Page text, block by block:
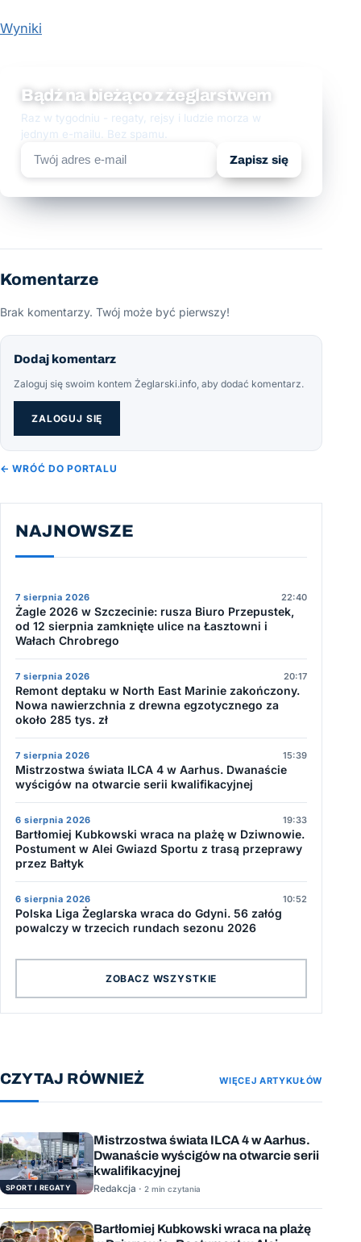
Wyniki
Bądź na bieżąco z żeglarstwem
Raz w tygodniu - regaty, rejsy i ludzie morza w
jednym e-mailu. Bez spamu.
Zapisz się
Komentarze
Brak komentarzy. Twój może być pierwszy!
Dodaj komentarz
Zaloguj się swoim kontem Żeglarski.info, aby dodać komentarz.
ZALOGUJ SIĘ
← WRÓĆ DO PORTALU
NAJNOWSZE
7 sierpnia 2026 22:40
Żagle 2026 w Szczecinie: rusza Biuro Przepustek,
od 12 sierpnia zamknięte ulice na Łasztowni i
Wałach Chrobrego
7 sierpnia 2026 20:17
Remont deptaku w North East Marinie zakończony.
Nowa nawierzchnia z drewna egzotycznego za
około 285 tys. zł
7 sierpnia 2026 15:39
Mistrzostwa świata ILCA 4 w Aarhus. Dwanaście
wyścigów na otwarcie serii kwalifikacyjnej
6 sierpnia 2026 19:33
Bartłomiej Kubkowski wraca na plażę w Dziwnowie.
Postument w Alei Gwiazd Sportu z trasą przeprawy
przez Bałtyk
6 sierpnia 2026 10:52
Polska Liga Żeglarska wraca do Gdyni. 56 załóg
powalczy w trzecich rundach sezonu 2026
ZOBACZ WSZYSTKIE
CZYTAJ RÓWNIEŻ WIĘCEJ ARTYKUŁÓW
SPORT I REGATY
Mistrzostwa świata ILCA 4 w Aarhus.
Dwanaście wyścigów na otwarcie serii
kwalifikacyjnej
Redakcja · 2 min czytania
Bartłomiej Kubkowski wraca na plażę